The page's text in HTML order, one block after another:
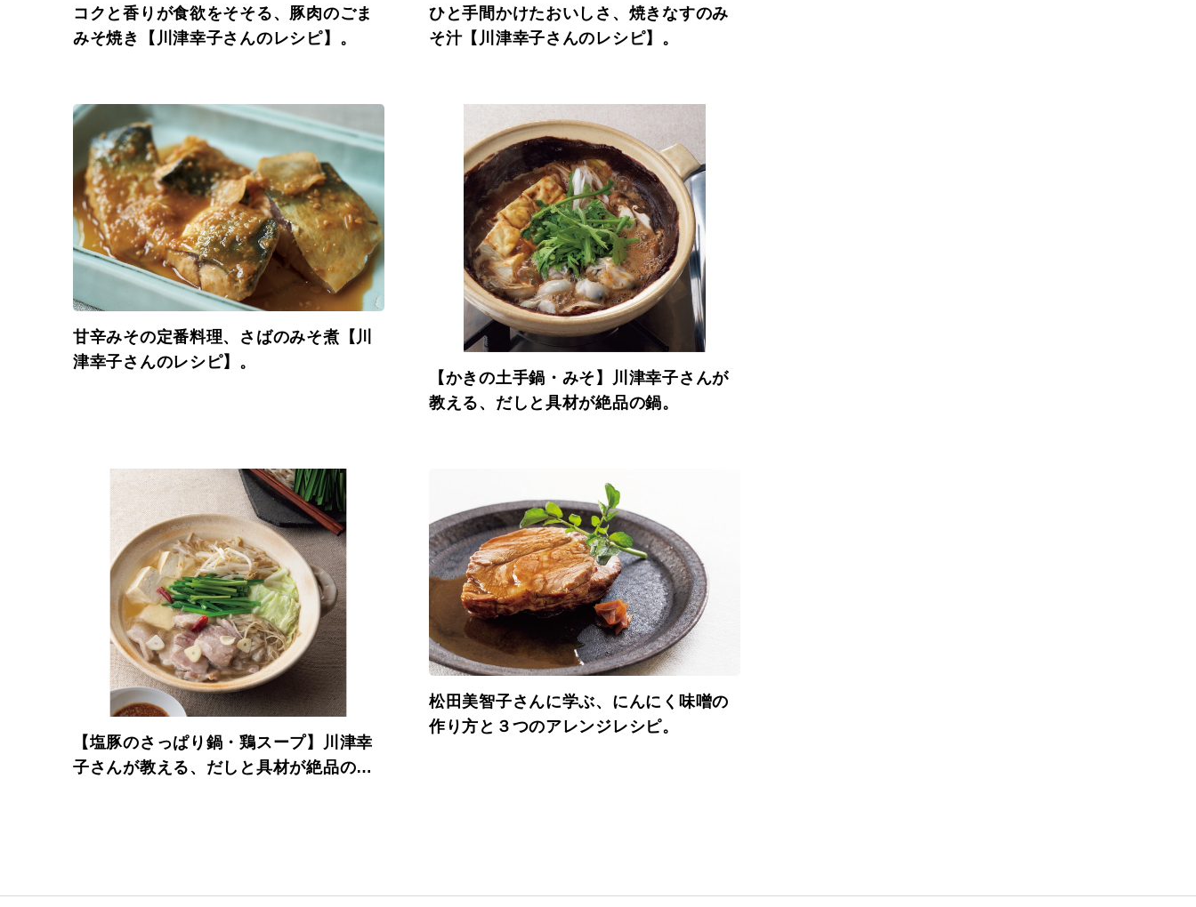
コクと香りが食欲をそそる、豚肉のごま
みそ焼き【川津幸子さんのレシピ】。
ひと手間かけたおいしさ、焼きなすのみ
そ汁【川津幸子さんのレシピ】。
甘辛みその定番料理、さばのみそ煮【川
津幸子さんのレシピ】。
【かきの土手鍋・みそ】川津幸子さんが
教える、だしと具材が絶品の鍋。
【塩豚のさっぱり鍋・鶏スープ】川津幸
子さんが教える、だしと具材が絶品の
松田美智子さんに学ぶ、にんにく味噌の
作り方と３つのアレンジレシピ。